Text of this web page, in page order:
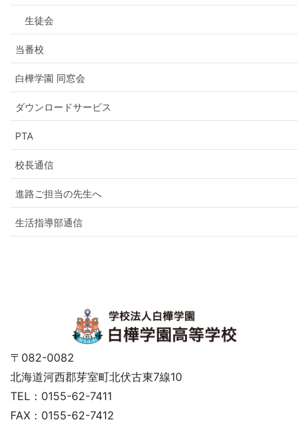
生徒会
当番校
白樺学園 同窓会
ダウンロードサービス
PTA
校長通信
進路ご担当の先生へ
生活指導部通信
〒082-0082
北海道河西郡芽室町北伏古東7線10
TEL：0155-62-7411
FAX：0155-62-7412